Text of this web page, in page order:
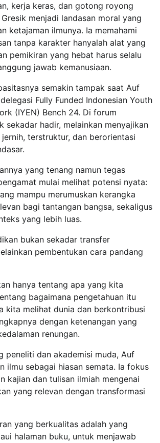
kerja keras, dan gotong royong
menjadi landasan moral yang
ketajaman ilmunya. Ia memahami
tanpa karakter hanyalah alat yang
pemikiran yang hebat harus selalu
jawab kemanusiaan.
semakin tampak saat Auf
Fully Funded Indonesian Youth
(IYEN) Bench 24. Di forum
sekadar hadir, melainkan menyajikan
terstruktur, dan berorientasi
yang tenang namun tegas
mulai melihat potensi nyata:
mampu merumuskan kerangka
bagi tantangan bangsa, sekaligus
yang lebih luas.
bukan sekadar transfer
pembentukan cara pandang
hanya tentang apa yang kita
bagaimana pengetahuan itu
kita melihat dunia dan berkontribusi
dengan ketenangan yang
renungan.
peneliti dan akademisi muda, Auf
ilmu sebagai hiasan semata. Ia fokus
kajian dan tulisan ilmiah mengenai
yang relevan dengan transformasi
yang berkualitas adalah yang
halaman buku, untuk menjawab